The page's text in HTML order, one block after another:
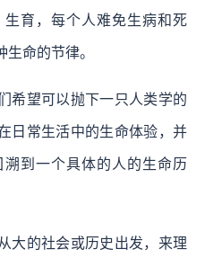
育，每个人难免生病和死
命的节律。
希望可以抛下一只人类学的
日常生活中的生命体验，并
到一个具体的人的生命历
大的社会或历史出发，来理